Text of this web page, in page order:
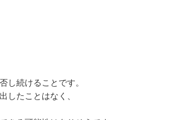
し続けることです。
したことはなく、